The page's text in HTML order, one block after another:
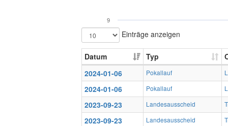
9
Einträge anzeigen
Datum Typ
2024-01-06
Pokallauf
2024-01-06 Pokallauf
2023-09-23 Landesausscheid
2023-09-23 Landesausscheid